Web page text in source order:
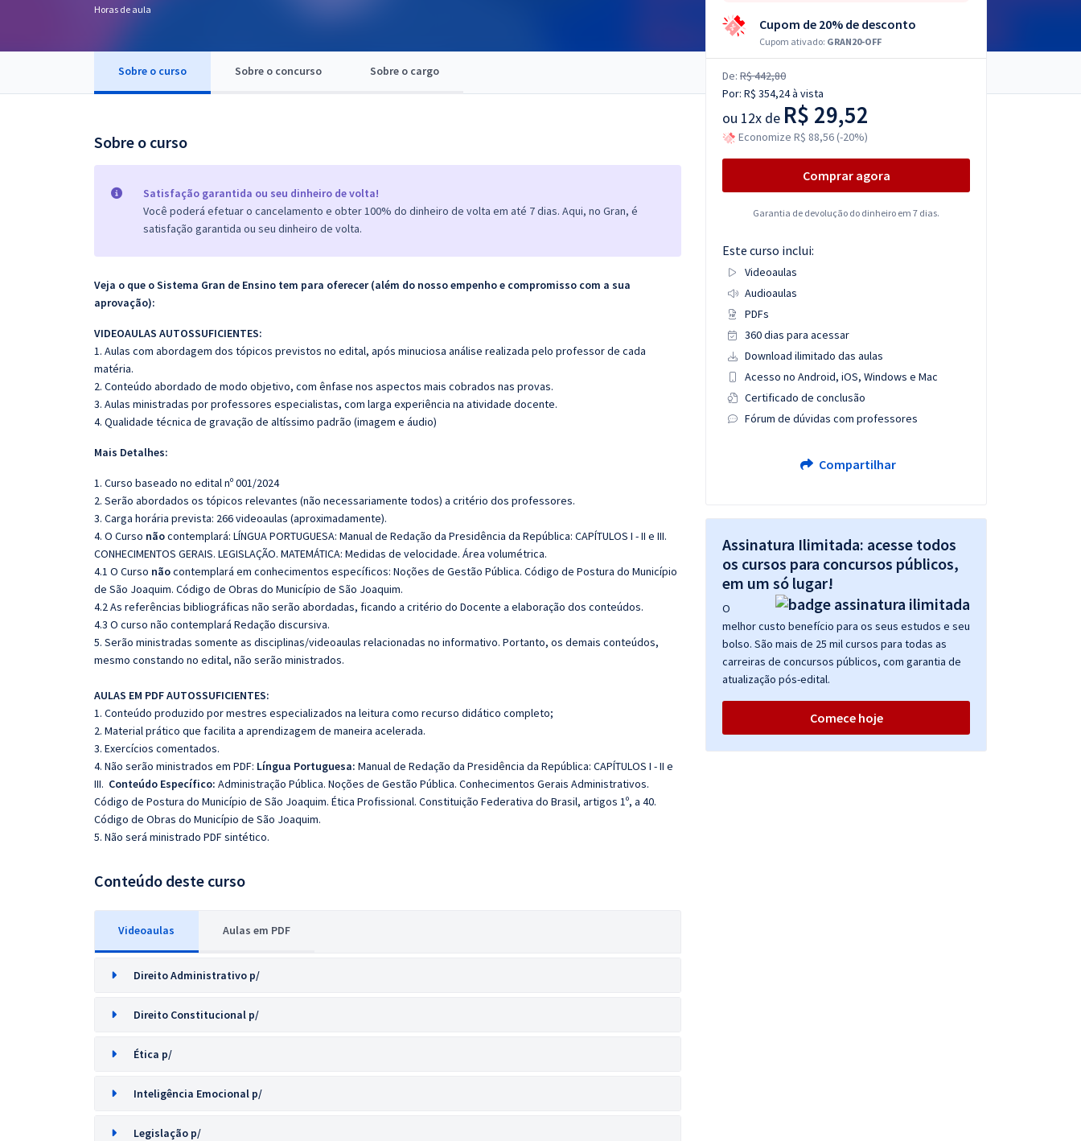
OAB
Questões grátis
Conteúdo gratuito
Horas de aula
Sobre o curso Sobre o concurso Sobre o cargo
Sobre o curso
Satisfação garantida ou seu dinheiro de volta!
Você poderá efetuar o cancelamento e obter 100% do dinheiro de volta em até 7 dias. Aqui, no Gran, é
satisfação garantida ou seu dinheiro de volta.
Veja o que o Sistema Gran de Ensino tem para oferecer (além do nosso empenho e compromisso com a sua
aprovação):
VIDEOAULAS AUTOSSUFICIENTES:
1. Aulas com abordagem dos tópicos previstos no edital, após minuciosa análise realizada pelo professor de cada
matéria.
2. Conteúdo abordado de modo objetivo, com ênfase nos aspectos mais cobrados nas provas.
3. Aulas ministradas por professores especialistas, com larga experiência na atividade docente.
4. Qualidade técnica de gravação de altíssimo padrão (imagem e áudio)
Mais Detalhes:
1. Curso baseado no edital nº 001/2024
2. Serão abordados os tópicos relevantes (não necessariamente todos) a critério dos professores.
3. Carga horária prevista: 266 videoaulas (aproximadamente).
4. O Curso nãocontemplará: LÍNGUA PORTUGUESA: Manual de Redação da Presidência da República: CAPÍTULOS I - II e III.
CONHECIMENTOS GERAIS. LEGISLAÇÃO. MATEMÁTICA: Medidas de velocidade. Área volumétrica.
4.1 O Curso nãocontemplará em conhecimentos específicos: Noções de Gestão Pública. Código de Postura do Município
de São Joaquim. Código de Obras do Município de São Joaquim.
4.2 As referências bibliográficas não serão abordadas, ficando a critério do Docente a elaboração dos conteúdos.
4.3 O curso não contemplará Redação discursiva.
5. Serão ministradas somente as disciplinas/videoaulas relacionadas no informativo. Portanto, os demais conteúdos,
mesmo constando no edital, não serão ministrados.
AULAS EM PDF AUTOSSUFICIENTES:
1. Conteúdo produzido por mestres especializados na leitura como recurso didático completo;
2. Material prático que facilita a aprendizagem de maneira acelerada.
3. Exercícios comentados.
4. Não serão ministrados em PDF: Língua Portuguesa: Manual de Redação da Presidência da República: CAPÍTULOS I - II e
III. Conteúdo Específico: Administração Pública. Noções de Gestão Pública. Conhecimentos Gerais Administrativos.
Código de Postura do Município de São Joaquim. Ética Profissional. Constituição Federativa do Brasil, artigos 1º, a 40.
Código de Obras do Município de São Joaquim.
5. Não será ministrado PDF sintético.
Conteúdo deste curso
Videoaulas Aulas em PDF
Direito Administrativo p/
Direito Constitucional p/
Ética p/
Inteligência Emocional p/
Legislação p/
Cupom de 20% de desconto
Cupom ativado: GRAN20-OFF
De: R$ 442,80
Por: R$ 354,24à vista
ou 12x de R$ 29,52
Economize R$ 88,56 (-20%)
Comprar agora
Garantia de devolução do dinheiro em 7 dias.
Este curso inclui:
Videoaulas
Audioaulas
PDFs
360 dias para acessar
Download ilimitado das aulas
Acesso no Android, iOS, Windows e Mac
Certificado de conclusão
Fórum de dúvidas com professores
Compartilhar
Assinatura Ilimitada: acesse todos
os cursos para concursos públicos,
em um só lugar!
O
melhor custo benefício para os seus estudos e seu
bolso. São mais de 25 mil cursos para todas as
carreiras de concursos públicos, com garantia de
atualização pós-edital.
Comece hoje